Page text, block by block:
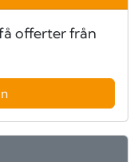
offerter från